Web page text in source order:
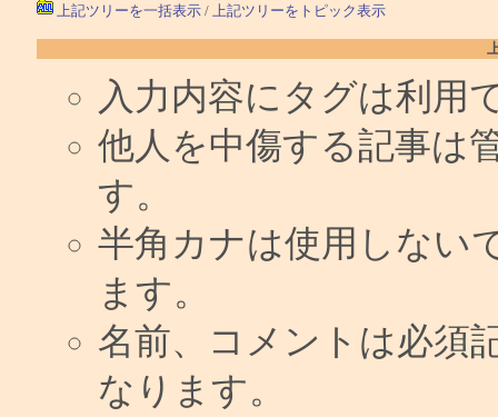
上記ツリーを一括表示/ 上記ツリーをトピック表示
入力内容にタグは利用
他人を中傷する記事は
す。
半角カナは使用しない
ます。
名前、コメントは必須
なります。